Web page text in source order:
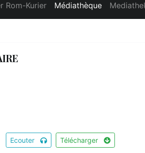
Rom-Kurier Médiathèque
Ecouter Télécharger